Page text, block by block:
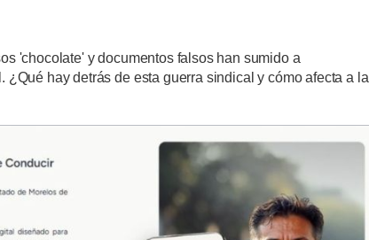
'chocolate' y documentos falsos han sumido a
¿Qué hay detrás de esta guerra sindical y cómo afecta a la